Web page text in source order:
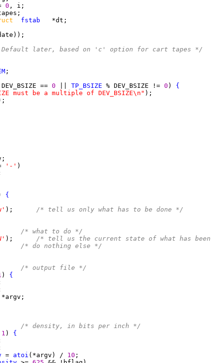
0
fstab
later, based on 'c' option for cart tapes */
== 0 TP_BSIZE % DEV_BSIZE != 0 ) {
must be a multiple of DEV_BSIZE\n"
'-'
{
);
/* tell us only what has to be done */
/* what to do */
);
/* tell us the current state of what has been
/* do nothing else */
/* output file */
) {
/* density, in bits per inch */
1 ) {
= atoi (*argv) / 10